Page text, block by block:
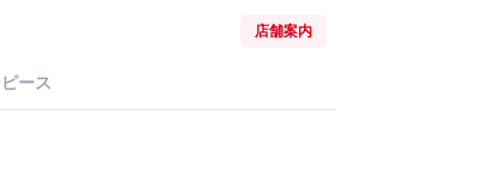
店舗案内
ース